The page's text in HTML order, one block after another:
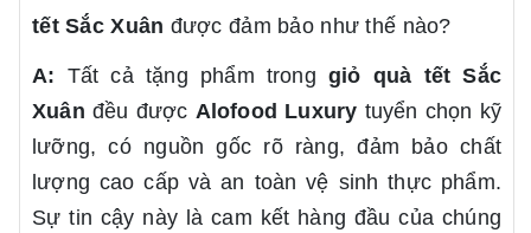
tết Sắc Xuân được đảm bảo như thế nào?
A: Tất cả tặng phẩm tronggiỏ quà tết Sắc
Xuân đều được Alofood Luxury tuyển chọn kỹ
lưỡng, có nguồn gốc rõ ràng, đảm bảo chất
lượng cao cấp và an toàn vệ sinh thực phẩm.
Sự tin cậy này là cam kết hàng đầu của chúng